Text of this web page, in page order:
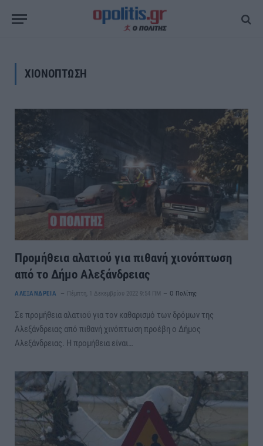
ΧΙΟΝΟΠΤΩΣΗ
Προμήθεια αλατιού για πιθανή χιονόπτωση
από το Δήμο Αλεξάνδρειας
ΑΛΕΞΑΝΔΡΕΙΑ Πέμπτη, 1 Δεκεμβρίου 2022 9:54 ΠΜ Ο Πολίτης
Σε προμήθεια αλατιού για τον καθαρισμό των δρόμων της
Αλεξάνδρειας από πιθανή χινόπτωση προέβη ο Δήμος
Αλεξάνδρειας. Η προμήθεια είναι…